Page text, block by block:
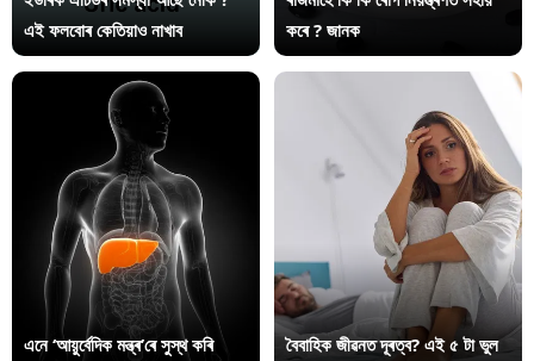
এই ফলবোৰ কেতিয়াও নাখাব
কৰে ? জানক
এনে ‘আয়ুৰ্বেদিক মন্ত্ৰ’ৰে সুস্থ কৰি
বৈবাহিক জীৱনত দূৰত্ব? এই ৫ টা ভুল